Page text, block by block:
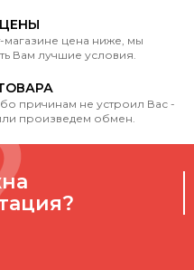
магазине цена ниже, мы
Вам лучшие условия.
причинам не устроил Вас -
произведем обмен.